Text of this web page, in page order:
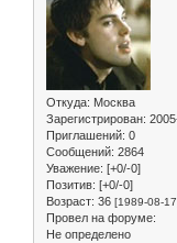
Откуда: Москва
Зарегистрирован:
Приглашений: 0
Сообщений: 2864
Уважение: [+0/-0]
Позитив: [+0/-0]
Возраст: 36 [1989-08-
Провел на форуме:
Не определено